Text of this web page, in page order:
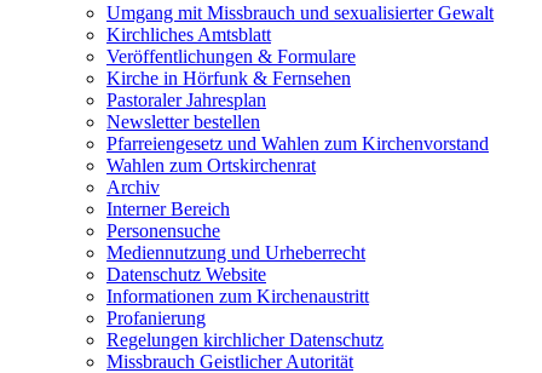
Umgang mit Missbrauch und sexualisierter Gewalt
Kirchliches Amtsblatt
Veröffentlichungen & Formulare
Kirche in Hörfunk & Fernsehen
Pastoraler Jahresplan
Newsletter bestellen
Pfarreiengesetz und Wahlen zum Kirchenvorstand
Wahlen zum Ortskirchenrat
Archiv
Interner Bereich
Personensuche
Mediennutzung und Urheberrecht
Datenschutz Website
Informationen zum Kirchenaustritt
Profanierung
Regelungen kirchlicher Datenschutz
Missbrauch Geistlicher Autorität